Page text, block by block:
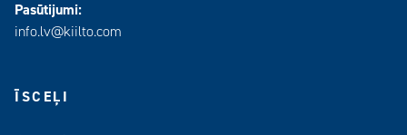
Pasūtijumi:
info.lv@kiilto.com
ĪSCEĻI